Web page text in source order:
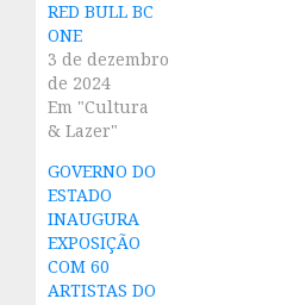
RED BULL BC
ONE
3 de dezembro
de 2024
Em "Cultura
& Lazer"
GOVERNO DO
ESTADO
INAUGURA
EXPOSIÇÃO
COM 60
ARTISTAS DO